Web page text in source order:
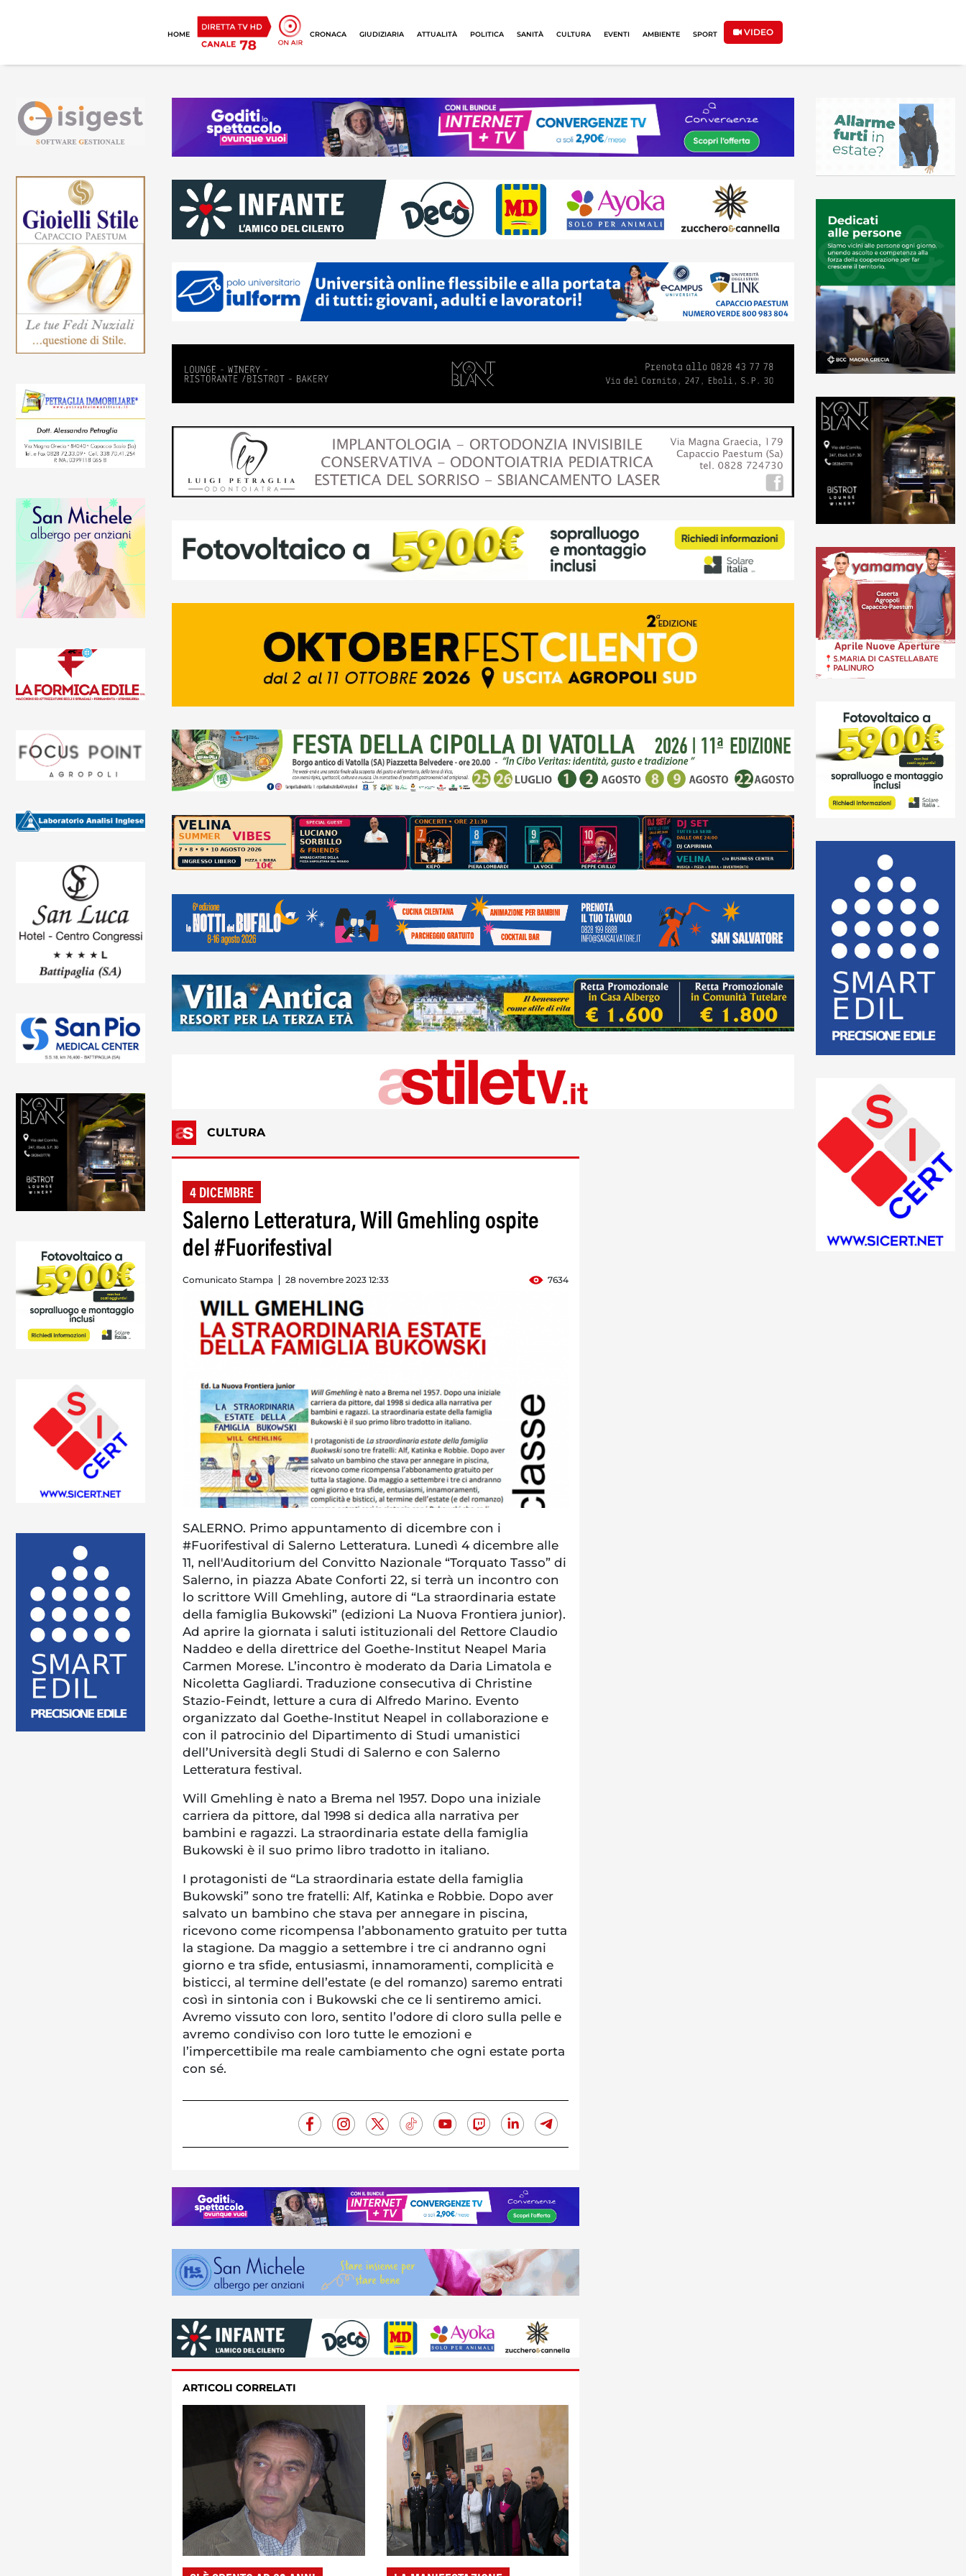
HOME CRONACA GIUDIZIARIA ATTUALITÀ POLITICA SANITÀ CULTURA EVENTI AMBIENTE SPORT VIDEO
CULTURA
4 DICEMBRE
Salerno Letteratura, Will Gmehling ospite
del #Fuorifestival
Comunicato Stampa 28 novembre 2023 12:33 7634
SALERNO. Primo appuntamento di dicembre con i
#Fuorifestival di Salerno Letteratura. Lunedì 4 dicembre alle
11, nell'Auditorium del Convitto Nazionale “Torquato Tasso” di
Salerno, in piazza Abate Conforti 22, si terrà un incontro con
lo scrittore Will Gmehling, autore di “La straordinaria estate
della famiglia Bukowski” (edizioni La Nuova Frontiera junior).
Ad aprire la giornata i saluti istituzionali del Rettore Claudio
Naddeo e della direttrice del Goethe-Institut Neapel Maria
Carmen Morese. L’incontro è moderato da Daria Limatola e
Nicoletta Gagliardi. Traduzione consecutiva di Christine
Stazio-Feindt, letture a cura di Alfredo Marino. Evento
organizzato dal Goethe-Institut Neapel in collaborazione e
con il patrocinio del Dipartimento di Studi umanistici
dell’Università degli Studi di Salerno e con Salerno
Letteratura festival.
Will Gmehling è nato a Brema nel 1957. Dopo una iniziale
carriera da pittore, dal 1998 si dedica alla narrativa per
bambini e ragazzi. La straordinaria estate della famiglia
Bukowski è il suo primo libro tradotto in italiano.
I protagonisti de “La straordinaria estate della famiglia
Bukowski” sono tre fratelli: Alf, Katinka e Robbie. Dopo aver
salvato un bambino che stava per annegare in piscina,
ricevono come ricompensa l’abbonamento gratuito per tutta
la stagione. Da maggio a settembre i tre ci andranno ogni
giorno e tra sfide, entusiasmi, innamoramenti, complicità e
bisticci, al termine dell’estate (e del romanzo) saremo entrati
così in sintonia con i Bukowski che ce li sentiremo amici.
Avremo vissuto con loro, sentito l’odore di cloro sulla pelle e
avremo condiviso con loro tutte le emozioni e
l’impercettibile ma reale cambiamento che ogni estate porta
con sé.
ARTICOLI CORRELATI